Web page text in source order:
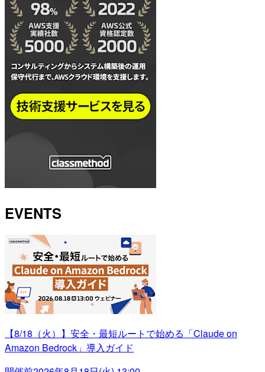
EVENTS
【8/18（火）】安全・最短ルートで始める「Claude on
Amazon Bedrock」導入ガイド